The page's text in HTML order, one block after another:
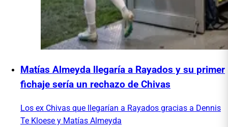
Matías Almeyda llegaría a Rayados y su primer
fichaje sería un rechazo de Chivas
Los ex Chivas que llegarían a Rayados gracias a Dennis
Te Kloese y Matías Almeyda